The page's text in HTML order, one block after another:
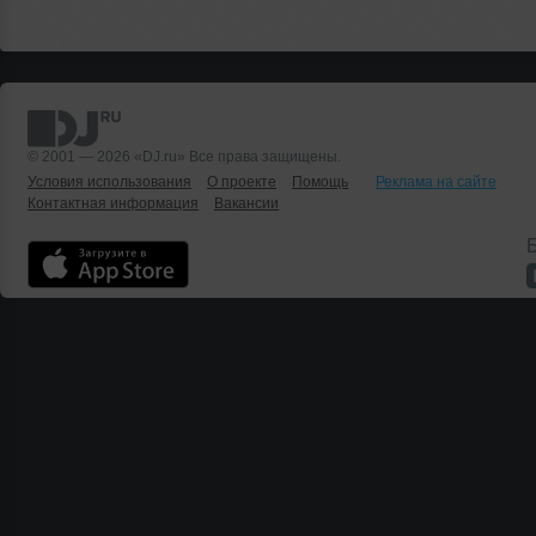
© 2001 — 2026 «DJ.ru» Все права защищены.
Условия использования
О проекте Помощь
Реклама на сайте
Контактная информация
Вакансии